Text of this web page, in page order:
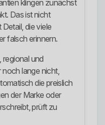
klingen zunächst
Das ist nicht
die viele
falsch erinnern.
regional und
noch lange nicht,
die preislich
der Marke oder
prüft zu